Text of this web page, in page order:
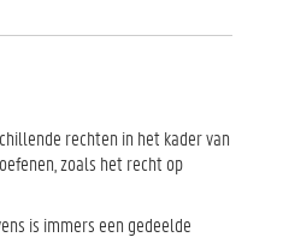
rechten in het kader van
zoals het recht op
is immers een gedeelde